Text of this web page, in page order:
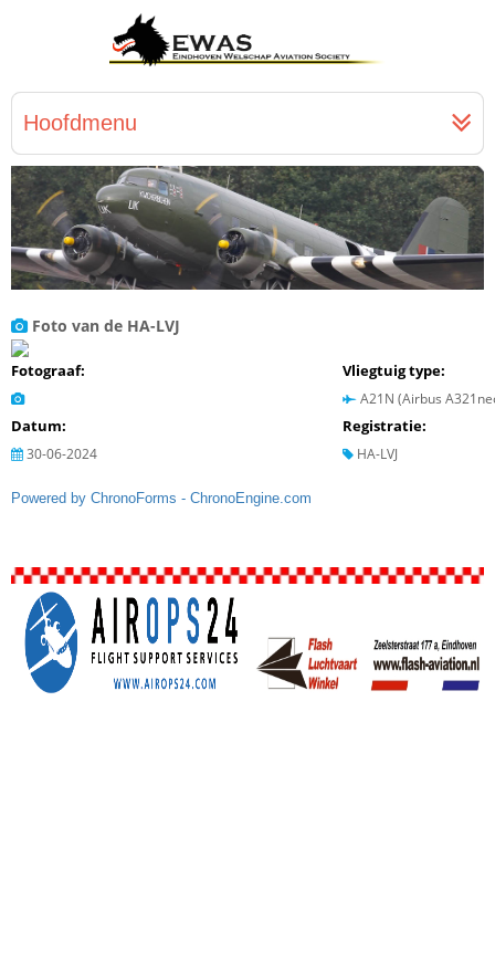
Hoofdmenu
Foto van de HA-LVJ
Fotograaf: Vliegtuig type:
A21N (Airbus
Datum: Registratie:
30-06-2024 HA-LVJ
Powered by ChronoForms - ChronoEngine.com